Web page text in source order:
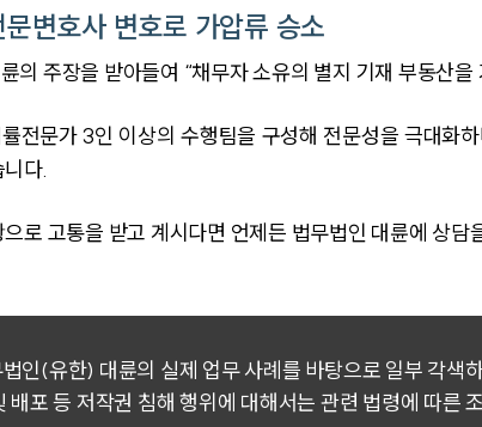
변호사 변호로 가압류 승소
의 주장을 받아들여 “채무자 소유의 별지 기재 부동산
전문가 3인 이상의 수행팀을 구성해 전문성을 극대화
다.
로 고통을 받고 계시다면 언제든 법무법인 대륜에 상담
인(유한) 대륜의 실제 업무 사례를 바탕으로 일부 각색
배포 등 저작권 침해 행위에 대해서는 관련 법령에 따른